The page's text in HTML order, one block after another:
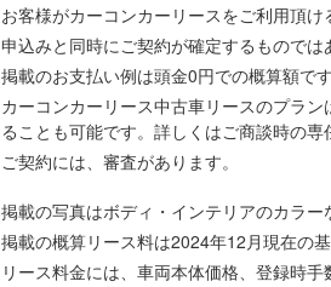
お客様がカーコンカーリースをご利用頂け
申込みと同時にご契約が確定するものでは
掲載のお支払い例は頭金0円での概算額です
カーコンカーリース中古車リースのプラ
ることも可能です。詳しくはご商談時の専
ご契約には、審査があります。
掲載の写真はボディ・インテリアのカラー
掲載の概算リース料は2024年12月現在の
リース料金には、車両本体価格、登録時